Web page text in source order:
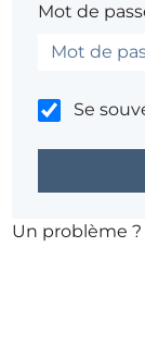
Mot de
Se
Un problème